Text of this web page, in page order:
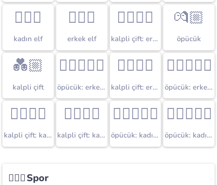
🧝🏼‍♀️
kadın elf
🧝🏼‍♂️
erkek elf
👨🏼‍❤‍👨
kalpli çift: erkek erkek
💏🏼
öpücük
💑🏼
kalpli çift
👨🏼‍❤‍💋‍👨
öpücük: erkek erkek
👨🏼‍❤️‍👨
kalpli çift: erkek erkek
👨🏼‍❤️‍💋‍👨
öpücük: erkek erkek
👩🏼‍❤‍👨
kalpli çift: kadın erkek
👩🏼‍❤‍👩
kalpli çift: kadın kadın
👩🏼‍❤‍💋‍👨
öpücük: kadın erkek
👩🏼‍❤‍💋‍👩
öpücük: kadın kadın
🏄🏼‍♀️Spor